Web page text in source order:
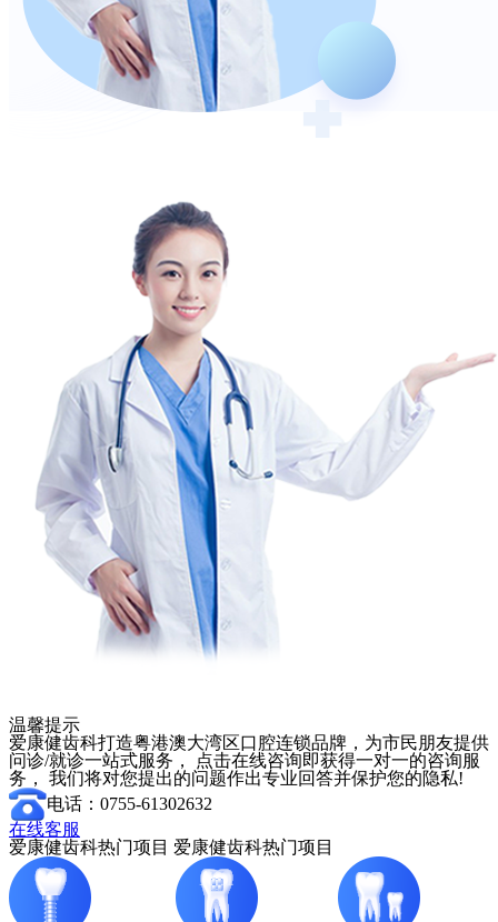
温馨提示
爱康健齿科打造粤港澳大湾区口腔连锁品牌，为市民朋友提供
问诊/就诊一站式服务， 点击在线咨询即获得一对一的咨询服
务， 我们将对您提出的问题作出专业回答并保护您的隐私!
电话：0755-61302632
在线客服
爱康健齿科热门项目 爱康健齿科热门项目